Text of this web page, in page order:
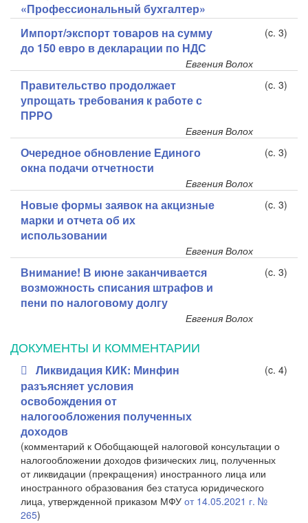
«Профессиональный бухгалтер»
Импорт/экспорт товаров на сумму
до 150 евро в декларации по НДС
(c. 3)
Евгения Волох
Правительство продолжает
упрощать требования к работе с
ПРРО
(c. 3)
Евгения Волох
Очередное обновление Единого
окна подачи отчетности
(c. 3)
Евгения Волох
Новые формы заявок на акцизные
марки и отчета об их
использовании
(c. 3)
Евгения Волох
Внимание! В июне заканчивается
возможность списания штрафов и
пени по налоговому долгу
(c. 3)
Евгения Волох
ДОКУМЕНТЫ И КОММЕНТАРИИ
Ликвидация КИК: Минфин
разъясняет условия
освобождения от
налогообложения полученных
доходов
(c. 4)
(комментарий к Обобщающей налоговой консультации о
налогообложении доходов физических лиц, полученных
от ликвидации (прекращения) иностранного лица или
иностранного образования без статуса юридического
лица, утвержденной приказом МФУ от 14.05.2021 г. №
265)